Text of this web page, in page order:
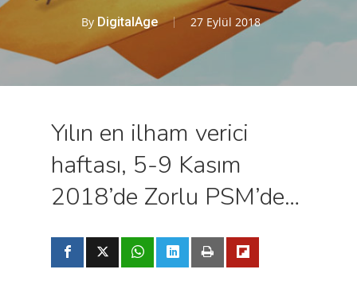
By DigitalAge 27 Eylül 2018
Yılın en ilham verici
haftası, 5-9 Kasım
2018’de Zorlu PSM’de…